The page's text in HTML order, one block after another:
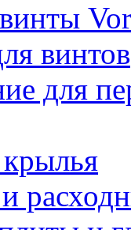
винтов
для